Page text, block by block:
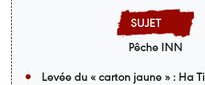
Pêche INN
Levée du « carton jaune » : Ha